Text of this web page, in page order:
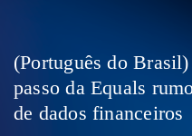
(Português do
passo da Equals
de dados financeiros